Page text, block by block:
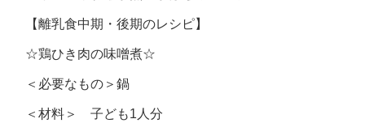
【離乳食中期・後期のレシピ】
☆鶏ひき肉の味噌煮☆
＜必要なもの＞鍋
＜材料＞ 子ども1人分